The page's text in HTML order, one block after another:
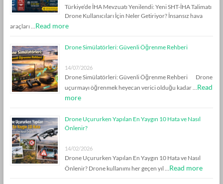
Türkiye’de İHA Mevzuatı Yenilendi: Yeni SHT-İHA Talimatı
Drone Kullanıcıları İçin Neler Getiriyor? İnsansız hava
araçları …Read more
Drone Simülatörleri: Güvenli Öğrenme Rehberi
14/07/2026
Drone Simülatörleri: Güvenli Öğrenme Rehberi Drone
uçurmayı öğrenmek heyecan verici olduğu kadar …Read
more
Drone Uçururken Yapılan En Yaygın 10 Hata ve Nasıl
Önlenir?
14/02/2026
Drone Uçururken Yapılan En Yaygın 10 Hata ve Nasıl
Önlenir? Drone kullanımı her geçen yıl …Read more